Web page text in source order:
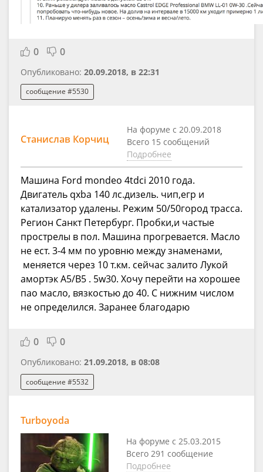
0 0
Опубликовано: 20.09.2018, в 22:31
сообщение #5530
Станислав Корчиц
На форуме с 20.09.2018
Всего 15 сообщений
Подробнее
Машина Ford mondeo 4tdci 2010 года.
Двигатель qxba 140 лс.дизель. чип,егр и
катализатор удалены. Режим 50/50город трасса.
Регион Санкт Петербург. Пробки,и частые
прострелы в пол. Машина прогревается. Масло
не ест. 3-4 мм по уровню между знаменами,
меняется через 10 т.км. сейчас залито Лукой
амортэк A5/B5 . 5w30. Хочу перейти на хорошее
пао масло, вязкостью до 40. С нижним числом
не определился. Заранее благодарю
0 0
Опубликовано: 21.09.2018, в 08:08
сообщение #5532
Turboyoda
На форуме с 25.03.2015
Всего 291 сообщение
Подробнее